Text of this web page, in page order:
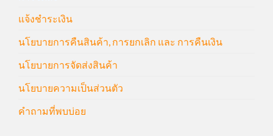
แจ้งชำระเงิน
นโยบายการคืนสินค้า, การยกเลิก และ การคืนเงิน
นโยบายการจัดส่งสินค้า
นโยบายความเป็นส่วนตัว
คำถามที่พบบ่อย